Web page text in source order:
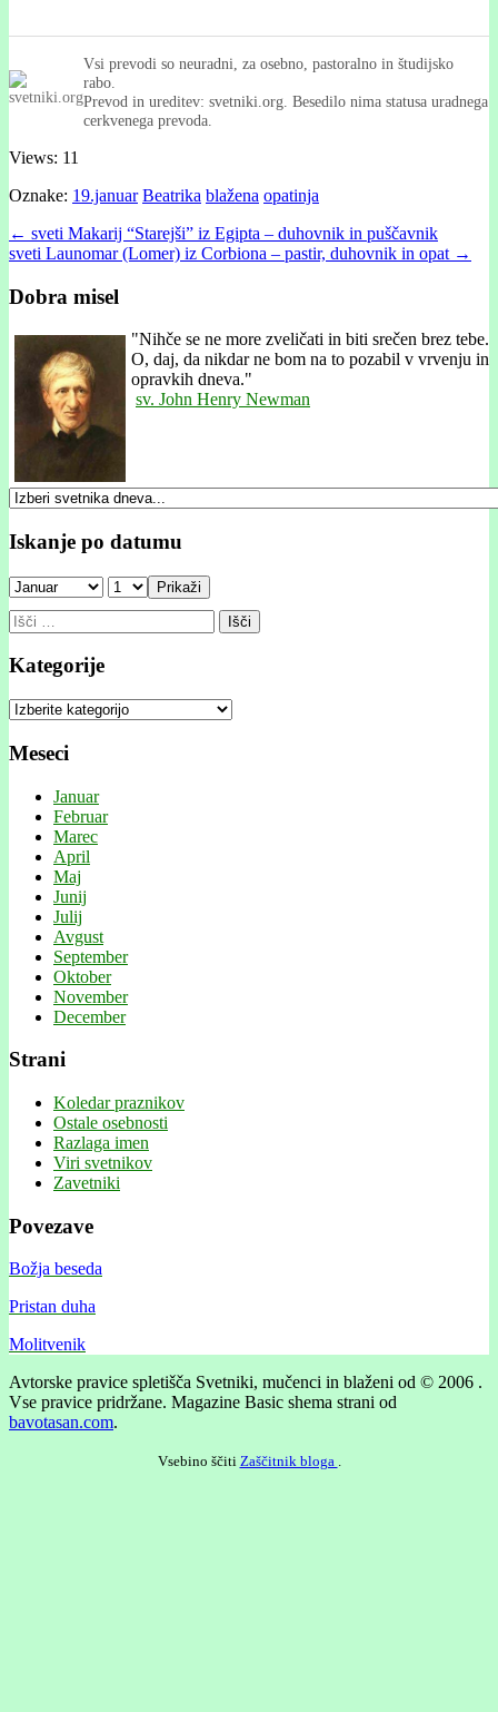
Vsi prevodi so neuradni, za osebno, pastoralno in študijsko
rabo.
Prevod in ureditev: svetniki.org. Besedilo nima statusa uradnega
cerkvenega prevoda.
Views: 11
Oznake: 19.januar Beatrika blažena opatinja
Post
navigation
← sveti Makarij “Starejši” iz Egipta – duhovnik in puščavnik
sveti Launomar (Lomer) iz Corbiona – pastir, duhovnik in opat →
Dobra misel
"Nihče se ne more zveličati in biti srečen brez tebe.
O, daj, da nikdar ne bom na to pozabil v vrvenju in
opravkih dneva."
sv. John Henry Newman
Iskanje po datumu
Prikaži
Išči:
Kategorije
Kategorije
Meseci
Januar
Februar
Marec
April
Maj
Junij
Julij
Avgust
September
Oktober
November
December
Strani
Koledar praznikov
Ostale osebnosti
Razlaga imen
Viri svetnikov
Zavetniki
Povezave
Božja beseda
Pristan duha
Molitvenik
Avtorske pravice spletišča Svetniki, mučenci in blaženi od © 2006 .
Vse pravice pridržane. Magazine Basic shema strani od
bavotasan.com.
Vsebino ščiti Zaščitnik bloga .